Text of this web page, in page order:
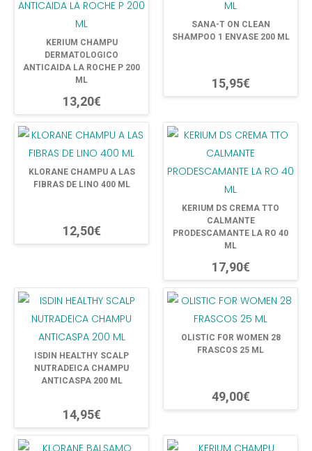
KERIUM CHAMPU
DERMATOLOGICO
ANTICAIDA LA ROCHE P 200
ML
13,20€
SANA-T ON CLEAN
SHAMPOO 1 ENVASE 200 ML
15,95€
KLORANE CHAMPU A LAS
FIBRAS DE LINO 400 ML
12,50€
KERIUM DS CREMA TTO
CALMANTE
PRODESCAMANTE LA RO 40
ML
17,90€
ISDIN HEALTHY SCALP
NUTRADEICA CHAMPU
ANTICASPA 200 ML
14,95€
OLISTIC FOR WOMEN 28
FRASCOS 25 ML
49,00€